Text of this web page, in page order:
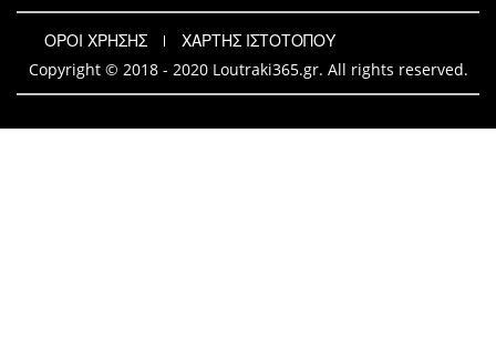
ΟΡΟΙ ΧΡΗΣΗΣ
ΧΑΡΤΗΣ ΙΣΤΟΤΟΠΟΥ
Copyright © 2018 - 2020 Loutraki365.gr. All rights reserved.